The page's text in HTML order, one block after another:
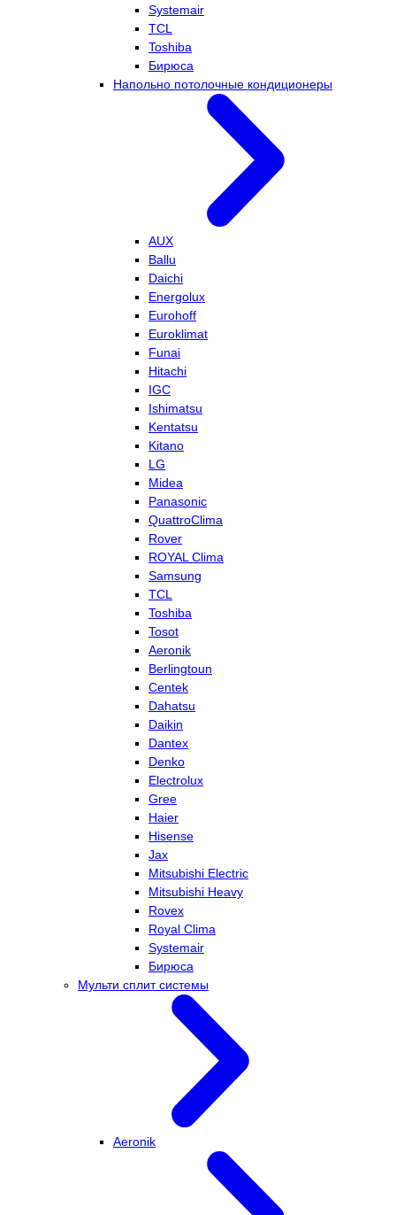
Systemair
TCL
Toshiba
Бирюса
Напольно потолочные кондиционеры
AUX
Ballu
Daichi
Energolux
Eurohoff
Euroklimat
Funai
Hitachi
IGC
Ishimatsu
Kentatsu
Kitano
LG
Midea
Panasonic
QuattroClima
Rover
ROYAL Clima
Samsung
TCL
Toshiba
Tosot
Aeronik
Berlingtoun
Centek
Dahatsu
Daikin
Dantex
Denko
Electrolux
Gree
Haier
Hisense
Jax
Mitsubishi Electric
Mitsubishi Heavy
Rovex
Royal Clima
Systemair
Бирюса
Мульти сплит системы
Aeronik